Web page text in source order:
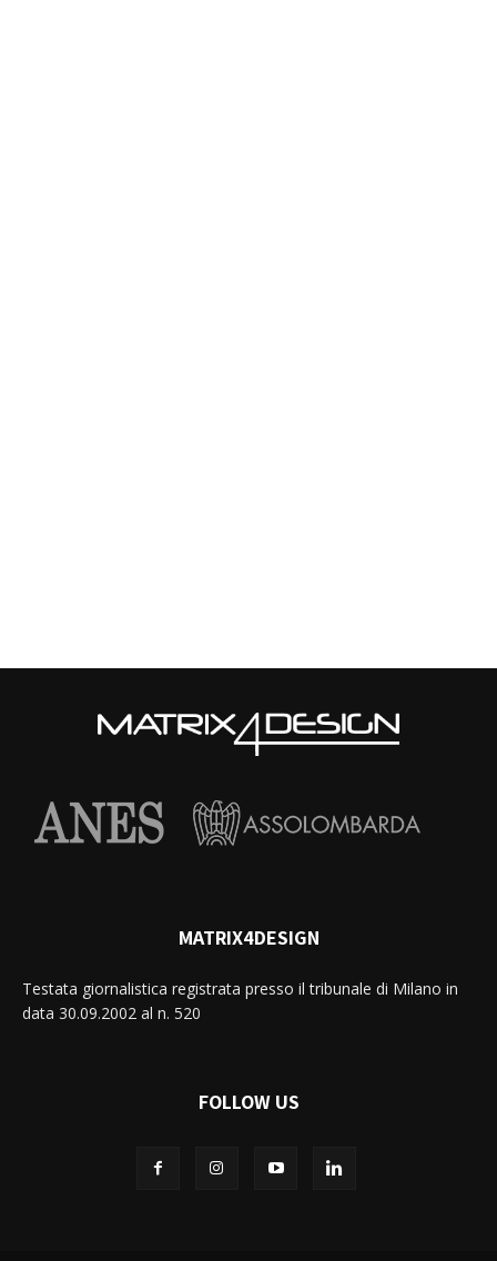
MATRIX4DESIGN
Testata giornalistica registrata presso il tribunale di Milano in
data 30.09.2002 al n. 520
FOLLOW US